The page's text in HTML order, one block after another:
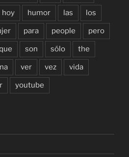
hoy humor las los
para people pero
son sólo the
ver vez vida
youtube